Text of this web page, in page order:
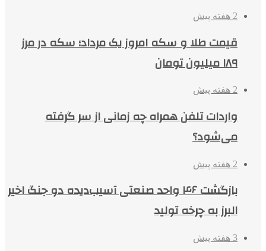
2 هفته پیش
قیمت طلا و سکه امروز یک مرداد؛ سکه در مرز
۱۸۹ میلیون تومان
2 هفته پیش
واردات تلفن همراه چه زمانی از سر گرفته
می‌شود؟
2 هفته پیش
بازگشت ۴۶ واحد صنعتی آسیب‌دیده دو جنگ اخیر
البرز به چرخه تولید
3 هفته پیش